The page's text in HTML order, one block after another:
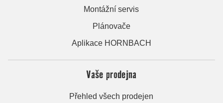
Montážní servis
Plánovače
Aplikace HORNBACH
Vaše prodejna
Přehled všech prodejen